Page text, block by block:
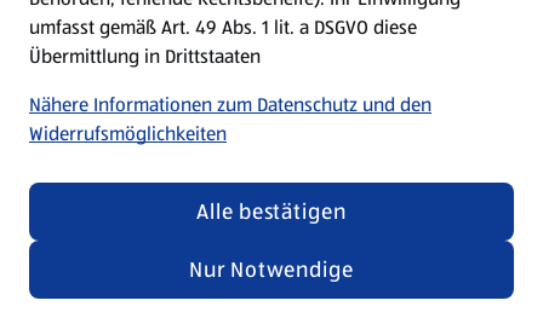
Jetzt die HOFER App downloaden
Datenschutz- und Richtlinienmenü
Impressum
Security Policy
(öffnet in einem neuen Tab)
umfasst gemäß Art. 49 Abs. 1 lit. a DSGVO diese
Übermittlung in Drittstaaten
Nähere Informationen zum Datenschutz und den
Widerrufsmöglichkeiten
Nur Notwendige
Alle bestätigen